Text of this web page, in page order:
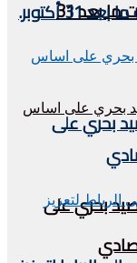
اتفاقية الصيد البحري.. سيناريوهات ما بعد 31
بحري على
أكتوبر.
بحري على